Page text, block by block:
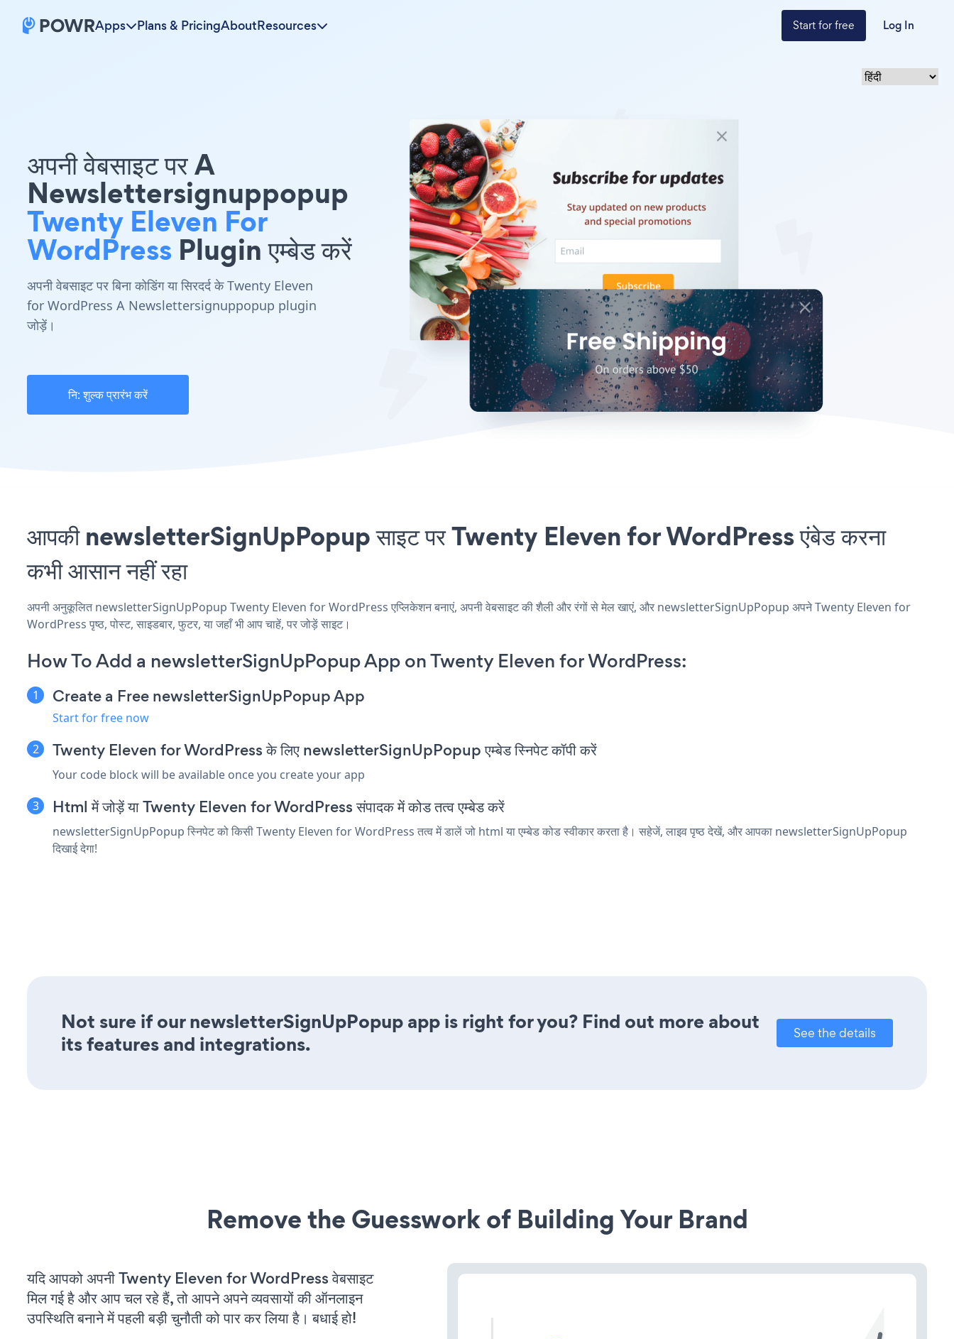
Apps Plans & PricingAboutResources Start for free Log In
अपनी वेबसाइट पर A
Newslettersignuppopup
Twenty Eleven For
WordPress Plugin एम्बेड करें
अपनी वेबसाइट पर बिना कोडिंग या सिरदर्द के Twenty Eleven
for WordPress A Newslettersignuppopup plugin
जोड़ें।
नि: शुल्क प्रारंभ करें
आपकी newsletterSignUpPopup साइट पर Twenty Eleven for WordPress एंबेड करना
कभी आसान नहीं रहा
अपनी अनुकूलित newsletterSignUpPopup Twenty Eleven for WordPress एप्लिकेशन बनाएं, अपनी वेबसाइट की शैली और रंगों से मेल खाएं, और newsletterSignUpPopup अपने Twenty Eleven for
WordPress पृष्ठ, पोस्ट, साइडबार, फुटर, या जहाँ भी आप चाहें, पर जोड़ें साइट।
How To Add a newsletterSignUpPopup App on Twenty Eleven for WordPress:
Create a Free newsletterSignUpPopup App
Start for free now
Twenty Eleven for WordPress के लिए newsletterSignUpPopup एम्बेड स्निपेट कॉपी करें
Your code block will be available once you create your app
Html में जोड़ें या Twenty Eleven for WordPress संपादक में कोड तत्व एम्बेड करें
newsletterSignUpPopup स्निपेट को किसी Twenty Eleven for WordPress तत्व में डालें जो html या एम्बेड कोड स्वीकार करता है। सहेजें, लाइव पृष्ठ देखें, और आपका newsletterSignUpPopup
दिखाई देगा!
Not sure if our newsletterSignUpPopup app is right for you? Find out more about
its features and integrations.
See the details
Remove the Guesswork of Building Your Brand
यदि आपको अपनी Twenty Eleven for WordPress वेबसाइट
मिल गई है और आप चल रहे हैं, तो आपने अपने व्यवसायों की ऑनलाइन
उपस्थिति बनाने में पहली बड़ी चुनौती को पार कर लिया है। बधाई हो!